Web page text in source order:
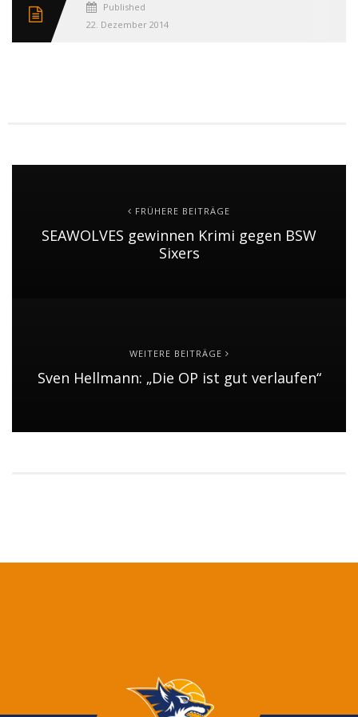
Published
22. Dezember 2014
FRÜHERE BEITRÄGE
SEAWOLVES gewinnen Krimi gegen BSW
Sixers
WEITERE BEITRÄGE
Sven Hellmann: „Die OP ist gut verlaufen“